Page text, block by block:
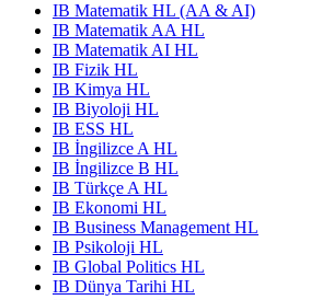
IB Matematik HL (AA & AI)
IB Matematik AA HL
IB Matematik AI HL
IB Fizik HL
IB Kimya HL
IB Biyoloji HL
IB ESS HL
IB İngilizce A HL
IB İngilizce B HL
IB Türkçe A HL
IB Ekonomi HL
IB Business Management HL
IB Psikoloji HL
IB Global Politics HL
IB Dünya Tarihi HL